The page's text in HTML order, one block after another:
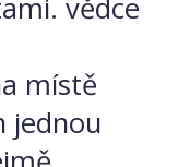
vědce
místě
jednou